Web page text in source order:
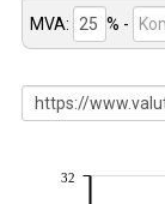
MVA: % -
32